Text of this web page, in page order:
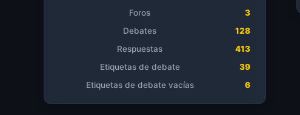
Foros
3
Debates
128
Respuestas
413
Etiquetas de debate
39
Etiquetas de debate vacías
6